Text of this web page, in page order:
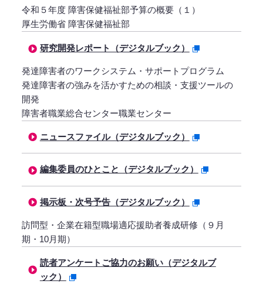
令和５年度 障害保健福祉部予算の概要（１）
厚生労働省 障害保健福祉部
研究開発レポート（デジタルブック）
発達障害者のワークシステム・サポートプログラム
発達障害者の強みを活かすための相談・支援ツールの
開発
障害者職業総合センター職業センター
ニュースファイル（デジタルブック）
編集委員のひとこと（デジタルブック）
掲示板・次号予告（デジタルブック）
訪問型・企業在籍型職場適応援助者養成研修（９月
期・10月期）
読者アンケートご協力のお願い（デジタルブ
ック）